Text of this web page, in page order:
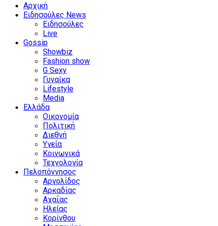
Αρχική
Ειδησούλες News
Ειδησούλες
Live
Gossip
Showbiz
Fashion show
G Sexy
Γυναίκα
Lifestyle
Media
Ελλάδα
Οικονομία
Πολιτική
Διεθνή
Υγεία
Κοινωνικά
Τεχνολογία
Πελοπόννησος
Αργολίδος
Αρκαδίας
Αχαΐας
Ηλείας
Κορίνθου